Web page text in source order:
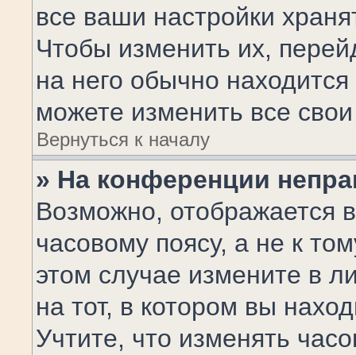
все ваши настройки
Чтобы изменить их,
на него обычно
можете изменить все
Вернуться к началу
» На конференции
Возможно, отображается
часовому поясу, а не к
этом случае измените в
на тот, в котором вы
Учтите, что изменять